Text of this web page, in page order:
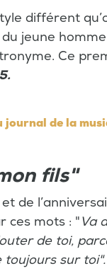
différent
jeune
Ce
journal de la
fils"
de
ces mots : "Va
de toi,
toujours sur toi".